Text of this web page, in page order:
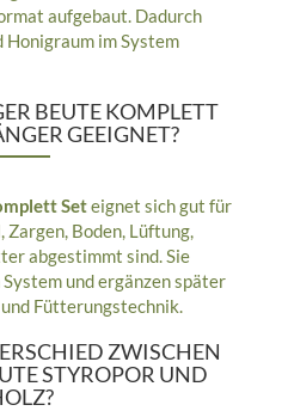
aufgebaut. Dadurch
Honigraum im System
BEUTE KOMPLETT
GEEIGNET?
Seteignet sich gut für
Boden, Lüftung,
abgestimmt sind. Sie
und ergänzen später
Fütterungstechnik.
ZWISCHEN
STYROPOR UND